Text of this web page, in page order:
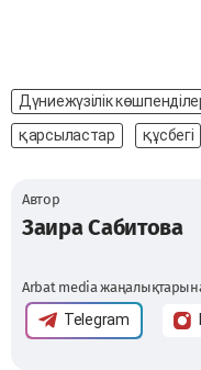
Дүниежүзілік
қарсыластар
құсбегі
Автор
Заира Сабитова
Arbat media
Telegram